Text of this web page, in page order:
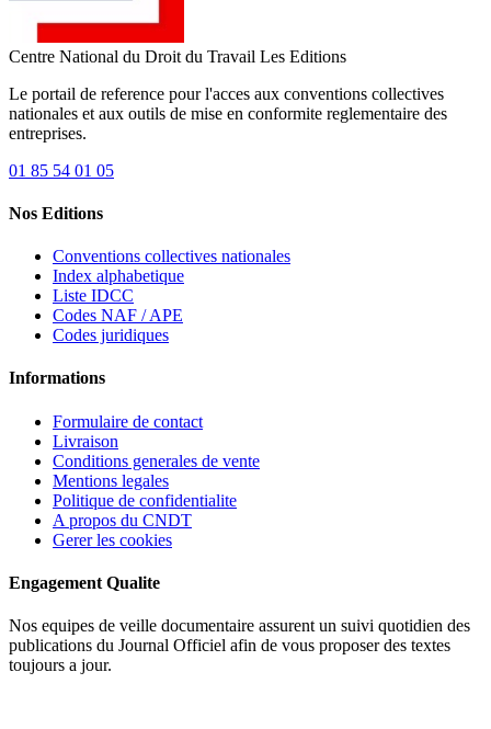
Centre National du Droit du Travail Les Editions
Le portail de reference pour l'acces aux conventions collectives
nationales et aux outils de mise en conformite reglementaire des
entreprises.
01 85 54 01 05
Nos Editions
Conventions collectives nationales
Index alphabetique
Liste IDCC
Codes NAF / APE
Codes juridiques
Informations
Formulaire de contact
Livraison
Conditions generales de vente
Mentions legales
Politique de confidentialite
A propos du CNDT
Gerer les cookies
Engagement Qualite
Nos equipes de veille documentaire assurent un suivi quotidien des
publications du Journal Officiel afin de vous proposer des textes
toujours a jour.